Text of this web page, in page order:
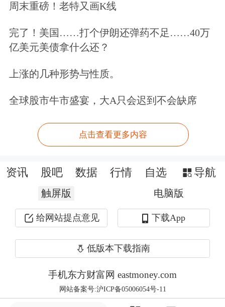
为40.67亿元，占太保寿险2025年三季
度末总资产的比例为0.15%，符合监管
要求。
在管理方式上，根据相关规定，太保寿
险将本次投资纳入权益投资管理。受托
管理人太保资产将密切关注企业的经营
状况及市场后续反应，不排除在后期继
续追加投资的可能。
官网简介显示，上海机场于1997年5月
经上海市人民政府批准设立，是由上海
发起设立的股份有限公司。1998年2月
在上海证券交易所上市。2022年，公司
完成重大资产重组，实现了上海航空枢
周末重磅！老特又画K线
完了！美国……打个伊朗还弹药不足……40万
亿美元美债拿什么还？
上涨的几种形势与性质。
全球股市牛市盛宴，大A只会迟到不会缺席
点击查看更多内容
资讯 股吧 数据 行情 自选 导航
触屏版 电脑版
给网站提点意见 下载App
低版本下载指南
手机东方财富网 eastmoney.com
网站备案号:沪ICP备05006054号-11